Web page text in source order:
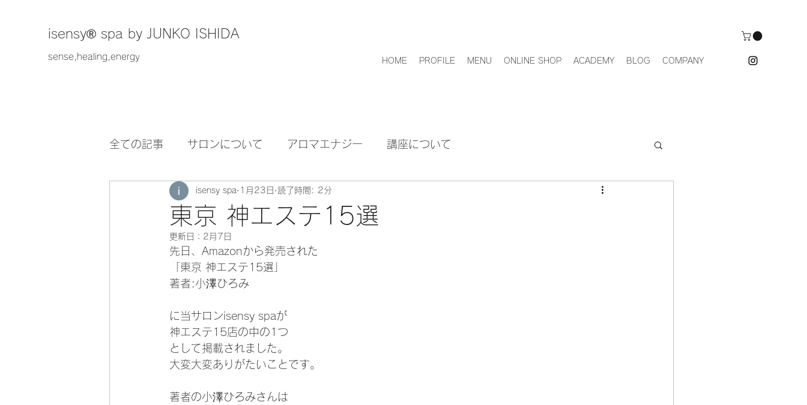
​isensy®︎ spa by JUNKO ISHIDA
sense,healing,energy HOME PROFILE MENU ONLINE SHOP ACADEMY BLOG COMPANY
全ての記事 サロンについて アロマエナジー 講座について
東京 神エステ15選
isensy spa 1月23日 読了時間: 2分
更新日： 2月7日
先日、Amazonから発売された
「東京 神エステ15選」
著者:小澤ひろみ
に当サロンisensy spaが
神エステ15店の中の1つ
として掲載されました。
大変大変ありがたいことです。
著者の小澤ひろみさんは